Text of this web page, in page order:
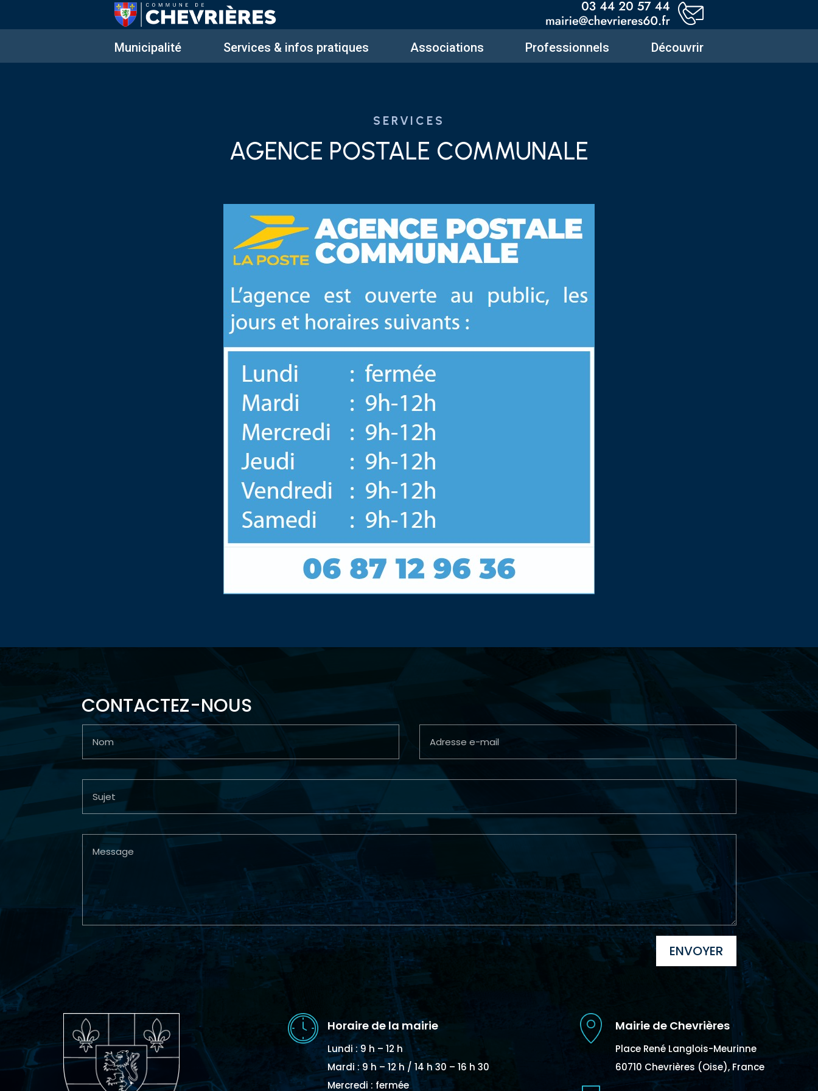
Municipalité Services & infos pratiques Associations Professionnels Découvrir
SERVICES
AGENCE POSTALE COMMUNALE
CONTACTEZ-NOUS
ENVOYER
Horaire de la mairie
Lundi : 9 h – 12 h
Mardi : 9 h – 12 h / 14 h 30 – 16 h 30
Mercredi : fermée
Mairie de Chevrières
Place René Langlois-Meurinne
60710 Chevrières (Oise), France